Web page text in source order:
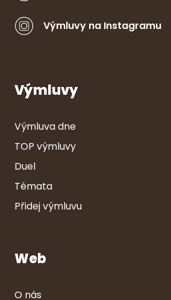
Výmluvy na Instagramu
Výmluvy
Výmluva dne
TOP výmluvy
Duel
Témata
Přidej výmluvu
Web
O nás